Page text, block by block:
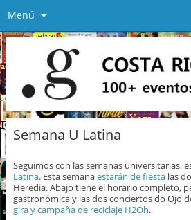
Menú
Semana U Latina
Seguimos con las semanas universitarias,
Latina. Esta semanaestarán de fiesta las
Heredia. Abajo tiene el horario completo,
gastronómica y las dos conciertos do Ojo
gira y campaña de reciclaje H2Oh.